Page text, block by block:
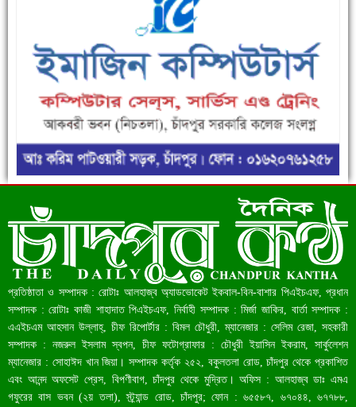
ফরিদগঞ্জে ড্রেন ও সড়ক নির্মাণে ধীরগতি জনদুর্ভোগ চরমে
রেকর্ড ৪৫.৪৬ বিলিয়ন ডলারের রিজার্ভ
প্রতিষ্ঠাতা ও সম্পাদক : রোটাঃ আলহাজ্ব অ্যাডভোকেট ইকবাল-বিন-বাশার পিএইচএফ, প্রধান
সম্পাদক : রোটাঃ কাজী শাহাদাত পিএইচএফ, নির্বাহী সম্পাদক : মির্জা জাকির, বার্তা সম্পাদক :
এএইচএম আহসান উল্লাহ্, চীফ রিপোর্টার : বিমল চৌধুরী, ম্যানেজার : সেলিম রেজা, সহকারী
সম্পাদক : নজরুল ইসলাম স্বপন, চীফ ফটোগ্রাফার : চৌধুরী ইয়াসিন ইকরাম, সার্কুলেশন
ম্যানেজার : সোহাঈদ খান জিয়া। সম্পাদক কর্তৃক ২৫২, বকুলতলা রোড, চাঁদপুর থেকে প্রকাশিত
এবং আনন্দ অফসেট প্রেস, বিপণীবাগ, চাঁদপুর থেকে মুদ্রিত। অফিস : আলহাজ্ব ডাঃ এমএ
গফুরের বাস ভবন (২য় তলা), স্ট্র্যান্ড রোড, চাঁদপুর; ফোন : ৬৫৫৮৭, ৬৭০৪৪, ৬৭৭৮৮,